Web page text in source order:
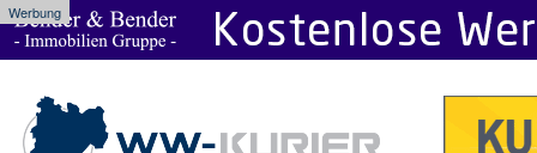
Werbung